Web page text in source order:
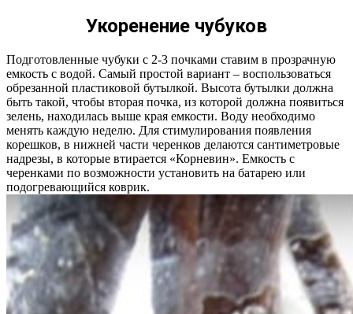
Укоренение чубуков
Подготовленные чубуки с 2-3 почками ставим в прозрачную
емкость с водой. Самый простой вариант – воспользоваться
обрезанной пластиковой бутылкой. Высота бутылки должна
быть такой, чтобы вторая почка, из которой должна появиться
зелень, находилась выше края емкости. Воду необходимо
менять каждую неделю. Для стимулирования появления
корешков, в нижней части черенков делаются сантиметровые
надрезы, в которые втирается «Корневин». Емкость с
черенками по возможности установить на батарею или
подогревающийся коврик.